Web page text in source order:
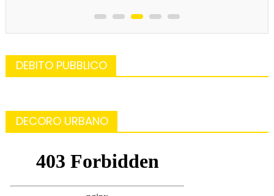
DEBITO PUBBLICO
DECORO URBANO